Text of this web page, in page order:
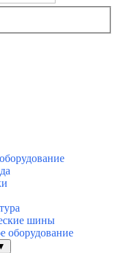
шины
оборудование